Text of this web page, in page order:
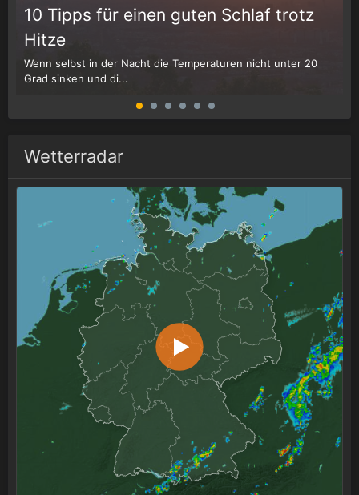
10 Tipps für einen guten Schlaf trotz
Hitze
Wenn selbst in der Nacht die Temperaturen nicht unter 20
Grad sinken und di...
Wetterradar